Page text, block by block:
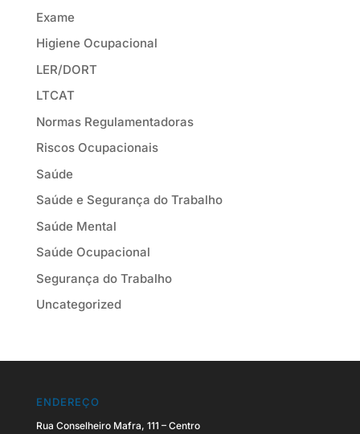
Exame
Higiene Ocupacional
LER/DORT
LTCAT
Normas Regulamentadoras
Riscos Ocupacionais
Saúde
Saúde e Segurança do Trabalho
Saúde Mental
Saúde Ocupacional
Segurança do Trabalho
Uncategorized
ENDEREÇO
Rua Conselheiro Mafra, 111 – Centro